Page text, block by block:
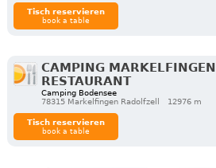
Tisch reservieren
book a table
CAMPING MARKELFINGEN
RESTAURANT
Camping Bodensee
78315 Markelfingen Radolfzell
12976 m
Tisch reservieren
book a table